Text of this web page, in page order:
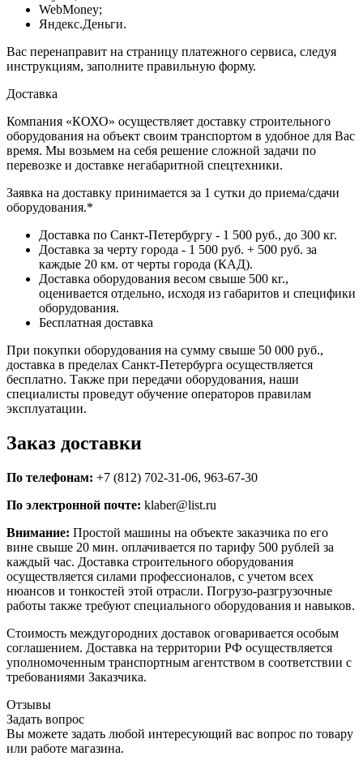
WebMoney;
Яндекс.Деньги.
Вас перенаправит на страницу платежного сервиса, следуя
инструкциям, заполните правильную форму.
Доставка
Компания «КОХО» осуществляет доставку строительного
оборудования на объект своим транспортом в удобное для Вас
время. Мы возьмем на себя решение сложной задачи по
перевозке и доставке негабаритной спецтехники.
Заявка на доставку принимается за 1 сутки до приема/сдачи
оборудования.*
Доставка по Санкт-Петербургу - 1 500 руб., до 300 кг.
Доставка за черту города - 1 500 руб. + 500 руб. за
каждые 20 км. от черты города (КАД).
Доставка оборудования весом свыше 500 кг.,
оценивается отдельно, исходя из габаритов и специфики
оборудования.
Бесплатная доставка
При покупки оборудования на сумму свыше 50 000 руб.,
доставка в пределах Санкт-Петербурга осуществляется
бесплатно. Также при передачи оборудования, наши
специалисты проведут обучение операторов правилам
эксплуатации.
Заказ доставки
По телефонам: +7 (812) 702-31-06, 963-67-30
По электронной почте: klaber@list.ru
Внимание: Простой машины на объекте заказчика по его
вине свыше 20 мин. оплачивается по тарифу 500 рублей за
каждый час. Доставка строительного оборудования
осуществляется силами профессионалов, с учетом всех
нюансов и тонкостей этой отрасли. Погрузо-разгрузочные
работы также требуют специального оборудования и навыков.
Стоимость междугородних доставок оговаривается особым
соглашением. Доставка на территории РФ осуществляется
уполномоченным транспортным агентством в соответствии с
требованиями Заказчика.
Отзывы
Задать вопрос
Вы можете задать любой интересующий вас вопрос по товару
или работе магазина.